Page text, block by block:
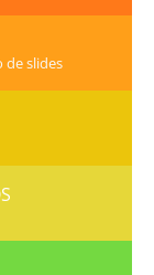
de slides